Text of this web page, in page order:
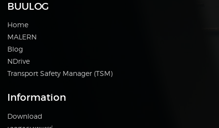
BUULOG
Home
MALERN
Blog
NDrive
Transport Safety Manager (TSM)
Information
Download